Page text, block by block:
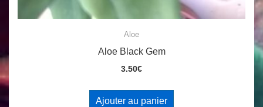
Aloe
Aloe Black Gem
3.50€
Ajouter au panier